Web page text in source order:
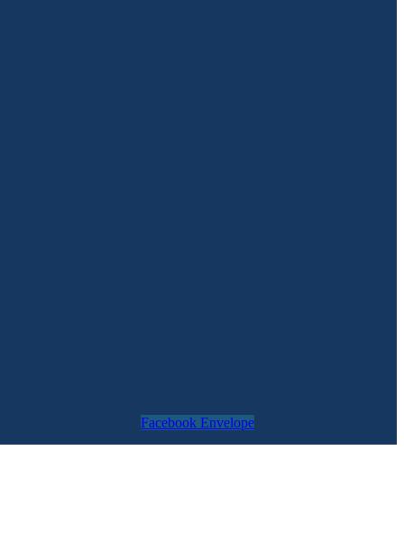
Facebook Envelope